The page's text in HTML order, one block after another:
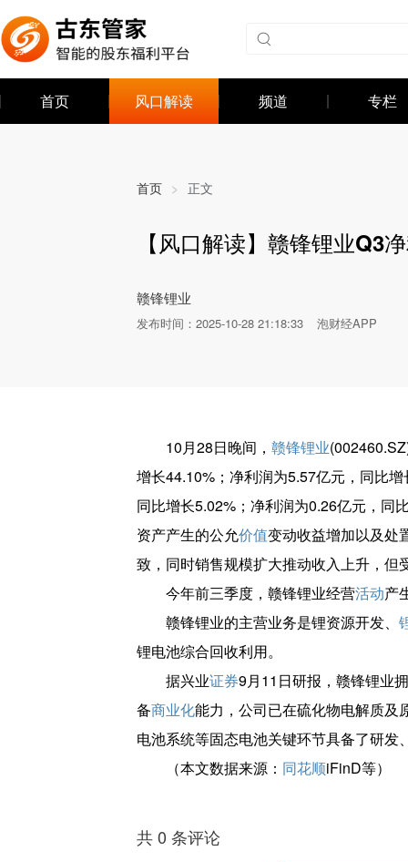
首页 风口解读 频道 专栏
首页 > 正文
【风口解读】赣锋锂业Q3
发布时间： 2025-10-28 21:18:33 泡财经APP
10月28日晚间， 赣锋锂业
增长44.10%；净利润为5.57亿元，同比
同比增长5.02%；净利润为0.26亿元，同
资产产生的公允价值变动收益增加以及处
致，同时销售规模扩大推动收入上升，
今年前三季度，赣锋锂业经营活动产
赣锋锂业的主营业务是锂资源开发、
锂电池综合回收利用。
据兴业证券9月11日研报，赣锋锂业
备商业化能力，公司已在硫化物电解质及
电池系统等固态电池关键环节具备了研发
（本文数据来源： 同花顺iFinD等）
共0 条评论